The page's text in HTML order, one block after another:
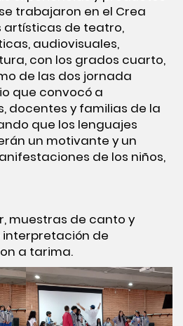
trabajaron en el Crea
artísticas de teatro,
audiovisuales,
con los grados cuarto,
de las dos jornada
que convocó a
docentes y familias de la
que los lenguajes
un motivante y un
de los niños,
muestras de canto y
de
a tarima.